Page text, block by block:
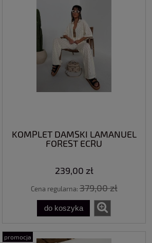
KOMPLET DAMSKI LAMANUEL
FOREST ECRU
239,00 zł
Cena regularna:379,00 zł
do koszyka
promocja